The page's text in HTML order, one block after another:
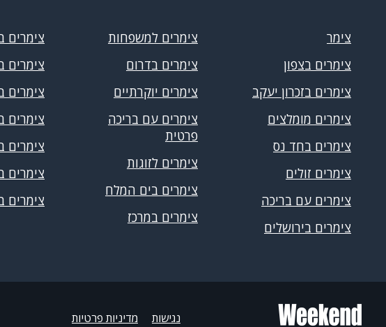
צימר
צימרים בצפון
צימרים בזכרון יעקב
צימרים מומלצים
צימרים בחד נס
צימרים זולים
צימרים עם בריכה
צימרים בירושלים
צימרים למשפחות
צימרים בדרום
צימרים יוקרתיים
צימרים עם בריכה
פרטית
צימרים לזוגות
צימרים בים המלח
צימרים במרכז
צימרים
צימרים
צימרים
צימרים
צימרים
צימרים
צימרים
נגישות מדיניות פרטיות